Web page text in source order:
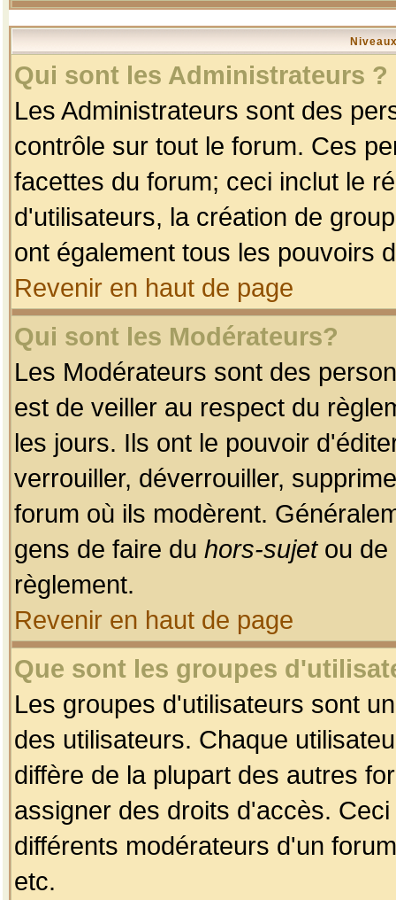
Qui sont les Administrateurs ?
Les Administrateurs sont des
contrôle sur tout le forum. Ces
facettes du forum; ceci inclut le
d'utilisateurs, la création de
ont également tous les pouvoirs
Revenir en haut de page
Qui sont les Modérateurs?
Les Modérateurs sont des
est de veiller au respect du
les jours. Ils ont le pouvoir
verrouiller, déverrouiller,
forum où ils modèrent.
gens de faire du hors-sujetou de
règlement.
Revenir en haut de page
Que sont les groupes
Les groupes d'utilisateurs sont
des utilisateurs. Chaque
diffère de la plupart des autres
assigner des droits d'accès.
différents modérateurs d'un
etc.